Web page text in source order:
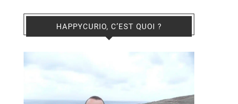
HAPPYCURIO, C’EST QUOI ?